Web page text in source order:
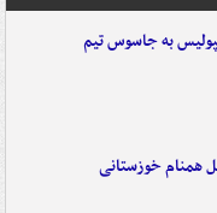
به جاسوس تیم
همنام خوزستانی